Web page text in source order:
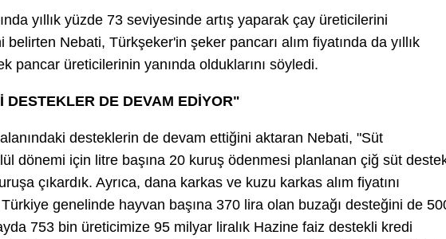
yıllık yüzde 73 seviyesinde artış yaparak çay üreticilerini
Nebati, Türkşeker'in şeker pancarı alım fiyatında da yıllık
pancar üreticilerinin yanında olduklarını söyledi.
DE DEVAM EDİYOR"
desteklerin de devam ettiğini aktaran Nebati, "Süt
dönemi için litre başına 20 kuruş ödenmesi planlanan çiğ süt
çıkardık. Ayrıca, dana karkas ve kuzu karkas alım fiyatını
Türkiye genelinde hayvan başına 370 lira olan buzağı desteğini de
753 bin üreticimize 95 milyar liralık Hazine faiz destekli kredi